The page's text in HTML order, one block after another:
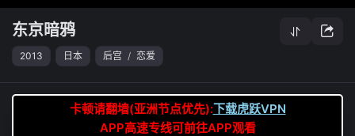
东京暗鸦
2013 日本 后宫 / 恋爱
卡顿请翻墙(亚洲节点优先):下载虎跃VPN
APP高速专线可前往APP观看